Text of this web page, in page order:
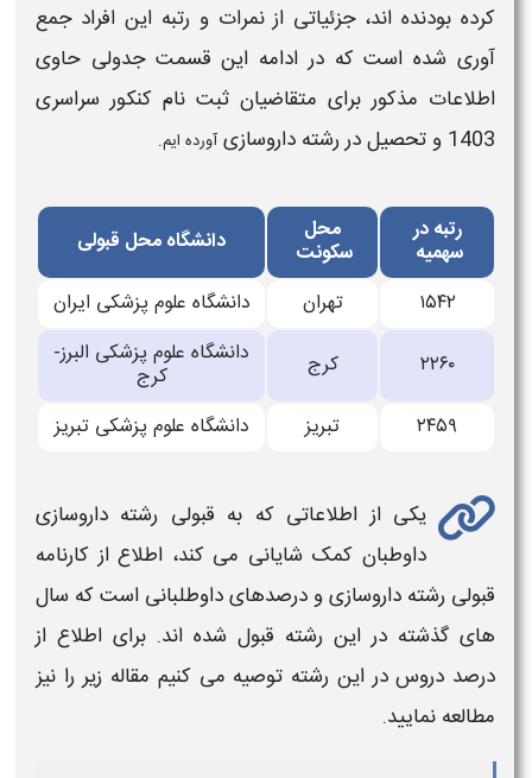
کرده بودنده اند، جزئیاتی از نمرات و رتبهاین افراد جمع
آوری شده است که در ادامه این قسمتجدولی حاوی
اطلاعات مذکور برای متقاضیان ثبت نام کنکور سراسری
1403 و تحصیل در رشته داروسازی آورده ایم.
رتبه در
سهمیه
محل
سکونت
دانشگاه محل قبولی
۱۵۴۲
تهران
دانشگاه علوم پزشکی ایران
۲۲۶۰
کرج دانشگاه علوم پزشکی البرز-
کرج
۲۴۵۹
تبریز دانشگاه علوم پزشکی تبریز
یکی از اطلاعاتی که به قبولی رشته داروسازی
داوطبان کمک شایانی می کند، اطلاع از کارنامه
قبولی رشته داروسازیو درصدهای داوطلبانی است که سال
های گذشته در این رشته قبول شده اند. برای اطلاع از
درصد دروس در این رشته توصیه می کنیم مقاله زیر را نیز
مطالعه نمایید.